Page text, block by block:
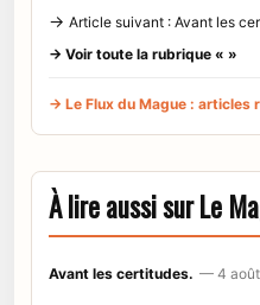
→ Article suivant : Avant les
→ Voir toute la rubrique « »
→ Le Flux du Mague : articles
À lire aussi sur Le
Avant les certitudes. — 4